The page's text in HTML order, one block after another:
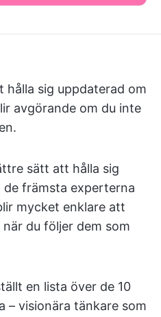
hålla sig uppdaterad om
avgörande om du inte
sätt att hålla sig
främsta experterna
mycket enklare att
du följer dem som
en lista över de 10
– visionära tänkare som